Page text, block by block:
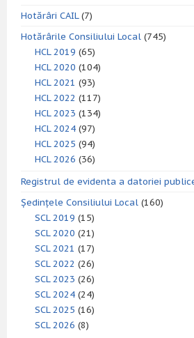
Hotărâri CAIL(7)
Hotărârile Consiliului Local (745)
HCL 2019 (65)
HCL 2020 (104)
HCL 2021 (93)
HCL 2022 (117)
HCL 2023 (134)
HCL 2024 (97)
HCL 2025 (94)
HCL 2026 (36)
Registrul de evidenta a datoriei
Ședințele Consiliului Local (160)
SCL 2019 (15)
SCL 2020 (21)
SCL 2021 (17)
SCL 2022 (26)
SCL 2023 (26)
SCL 2024 (24)
SCL 2025 (16)
SCL 2026 (8)